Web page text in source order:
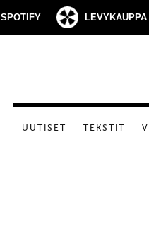
SPOTIFY
UUTISET TEKSTIT